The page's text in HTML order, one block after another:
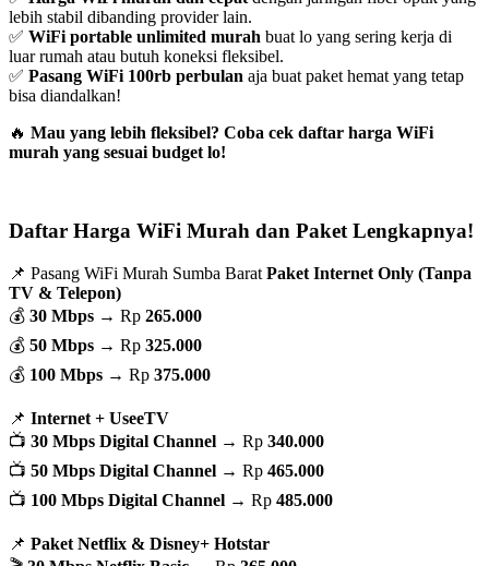
lebih stabil dibanding provider lain.
✅ WiFi portable unlimited murah buat lo yang sering kerja di
luar rumah atau butuh koneksi fleksibel.
✅ Pasang WiFi 100rb perbulan aja buat paket hemat yang tetap
bisa diandalkan!
🔥 Mau yang lebih fleksibel? Coba cek daftar harga WiFi
murah yang sesuai budget lo!
Daftar Harga WiFi Murah dan Paket Lengkapnya!
📌 Pasang WiFi Murah Sumba Barat Paket Internet Only (Tanpa
TV & Telepon)
💰 30 Mbps → Rp 265.000
💰 50 Mbps → Rp 325.000
💰 100 Mbps → Rp 375.000
📌 Internet + UseeTV
📺 30 Mbps Digital Channel → Rp 340.000
📺 50 Mbps Digital Channel → Rp 465.000
📺 100 Mbps Digital Channel → Rp 485.000
📌 Paket Netflix & Disney+ Hotstar